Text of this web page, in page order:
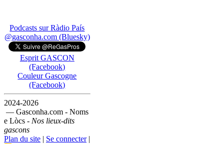
Podcasts sur Ràdio País
@gasconha.com (Bluesky)
Esprit GASCON
(Facebook)
Couleur Gascogne
(Facebook)
2024-2026
— Gasconha.com - Noms
e Lòcs - Nos lieux-dits
gascons
Plan du site | Se connecter|